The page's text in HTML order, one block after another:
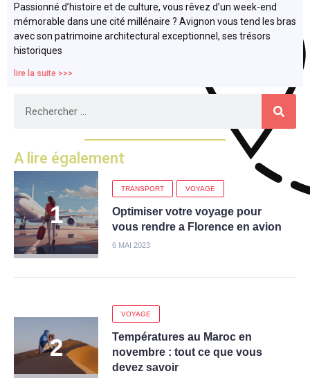
Passionné d’histoire et de culture, vous rêvez d’un week-end
mémorable dans une cité millénaire ? Avignon vous tend les bras
avec son patrimoine architectural exceptionnel, ses trésors
historiques
lire la suite >>>
A lire également
TRANSPORT VOYAGE
Optimiser votre voyage pour
vous rendre a Florence en avion
6 MAI 2023
VOYAGE
Températures au Maroc en
novembre : tout ce que vous
devez savoir